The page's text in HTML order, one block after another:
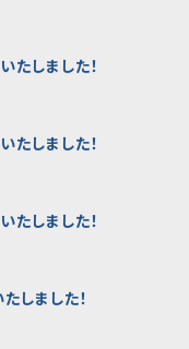
たしました！
たしました！
たしました！
しました！